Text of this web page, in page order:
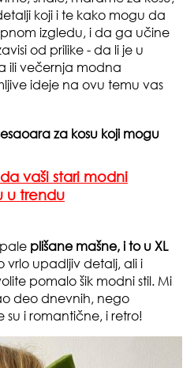
koji i te kako mogu da
izgledu, i da ga učine
od prilike - da li je u
ili večernja modna
ideje na ovu temu vas
za kosu koji mogu
da vaši stari modni
u trendu
plišane mašne, i to u XL
vrlo upadljiv detalj, ali i
pomalo šik modni stil. Mi
deo dnevnih, nego
su i romantične, i retro!